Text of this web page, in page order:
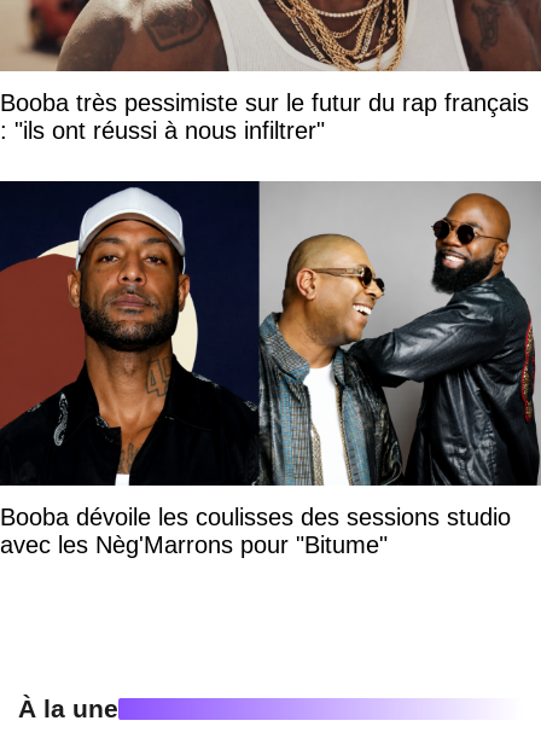
Booba très pessimiste sur le futur du rap français
: "ils ont réussi à nous infiltrer"
Booba dévoile les coulisses des sessions studio
avec les Nèg'Marrons pour "Bitume"
À la une